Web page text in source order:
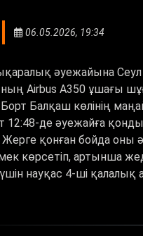
06.05.2026, 19:34
әуежайына
Airbus A350 ұшағы
Борт Балқаш көлінің
12:48-де әуежайға
Жерге қонған бойда
көрсетіп, артынша
науқас 4-ші қалалық